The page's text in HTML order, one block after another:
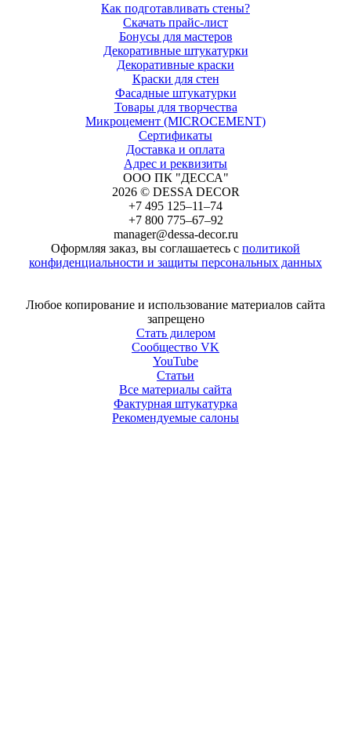
Как подготавливать стены?
Скачать прайс-лист
Бонусы для мастеров
Декоративные штукатурки
Декоративные краски
Краски для стен
Фасадные штукатурки
Товары для творчества
Микроцемент (MICROCEMENT)
Сертификаты
Доставка и оплата
Адрес и реквизиты
ООО ПК "ДЕССА"
2026 © DESSA DECOR
+7 495 125–11–74
+7 800 775–67–92
manager@dessa-decor.ru
Оформляя заказ, вы соглашаетесь с политикой
конфиденциальности и защиты персональных данных
Любое копирование и использование материалов сайта
запрещено
Стать дилером
Сообщество VK
YouTube
Статьи
Все материалы сайта
Фактурная штукатурка
Рекомендуемые салоны